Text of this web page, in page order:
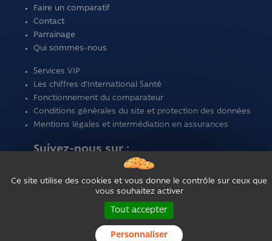
Faire un comparatif
Contact
Parrainage
Qui sommes-nous
Services VIP
Les chiffres d'International Santé
Fonctionnement du comparateur
Conditions générales du site et protection des données
Mentions légales et intermédiation en assurances
Suivez-nous sur :
Ce site utilise des cookies et vous donne le contrôle sur ceux que
vous souhaitez activer
Tout accepter
Personnaliser